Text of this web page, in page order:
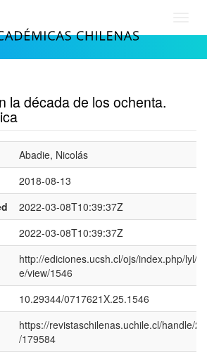
la década de los ochenta.
Abadie, Nicolás
2018-08-13
2022-03-08T10:39:37Z
2022-03-08T10:39:37Z
http://ediciones.ucsh.cl/ojs/index.php/lyl/
e/view/1546
10.29344/0717621X.25.1546
https://revistaschilenas.uchile.cl/handle/
/179584